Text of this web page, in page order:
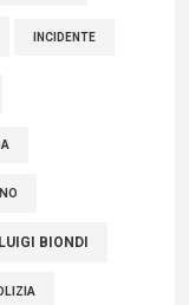
INCIDENTE
BIONDI